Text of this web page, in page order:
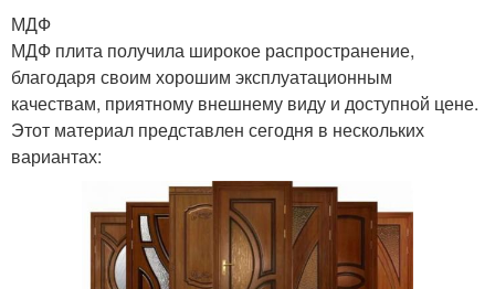
МДФ
МДФ плита получила широкое распространение,
благодаря своим хорошим эксплуатационным
качествам, приятному внешнему виду и доступной цене.
Этот материал представлен сегодня в нескольких
вариантах: